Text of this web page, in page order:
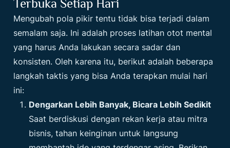
Terbuka Setiap Hari
Mengubah pola pikir tentu tidak bisa terjadi dalam
semalam saja. Ini adalah proses latihan otot mental
yang harus Anda lakukan secara sadar dan
konsisten. Oleh karena itu, berikut adalah beberapa
langkah taktis yang bisa Anda terapkan mulai hari
ini:
Dengarkan Lebih Banyak, Bicara Lebih Sedikit
Saat berdiskusi dengan rekan kerja atau mitra
bisnis, tahan keinginan untuk langsung